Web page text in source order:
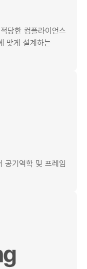
당한 컴플라이언스
맞게 설계하는
공기역학 및 프레임